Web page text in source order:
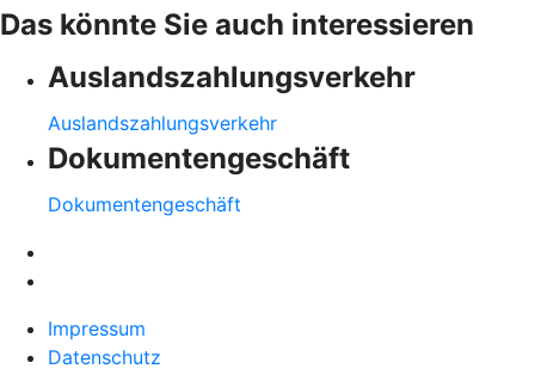
Das könnte Sie auch interessieren
Auslandszahlungsverkehr
Auslandszahlungsverkehr
Dokumentengeschäft
Dokumentengeschäft
Impressum
Datenschutz